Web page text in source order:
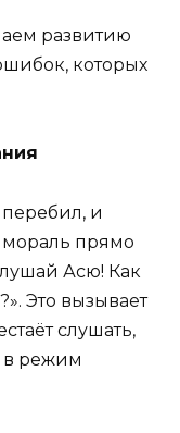
развитию
которых
и
мораль прямо
Асю! Как
Это вызывает
слушать,
в режим